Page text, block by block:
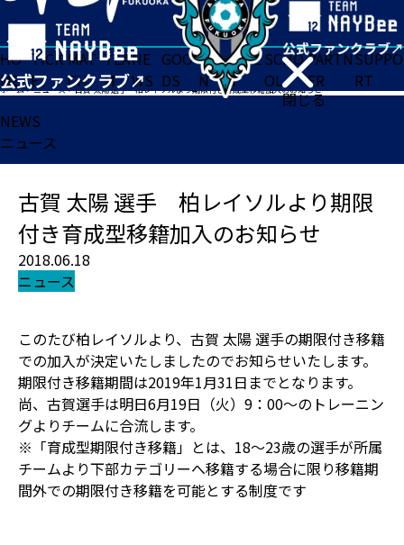
閉じる
HO
ME
TICK
ET
MAT
CH
TEA
M
NE
WS
GOO
DS
FA
N
ACADE
MY
SCHO
OL
PARTN
ER
SUPPO
RT
ホーム>ニュース>古賀 太陽 選手 柏レイソルより期限付き育成型移籍加入のお知らせ
NEWS
ニュース
古賀 太陽 選手 柏レイソルより期限
付き育成型移籍加入のお知らせ
2018.06.18
ニュース
このたび柏レイソルより、古賀 太陽 選手の期限付き移籍
での加入が決定いたしましたのでお知らせいたします。
期限付き移籍期間は2019年1月31日までとなります。
尚、古賀選手は明日6月19日（火）9：00～のトレーニン
グよりチームに合流します。
※「育成型期限付き移籍」とは、18～23歳の選手が所属
チームより下部カテゴリーへ移籍する場合に限り移籍期
間外での期限付き移籍を可能とする制度です